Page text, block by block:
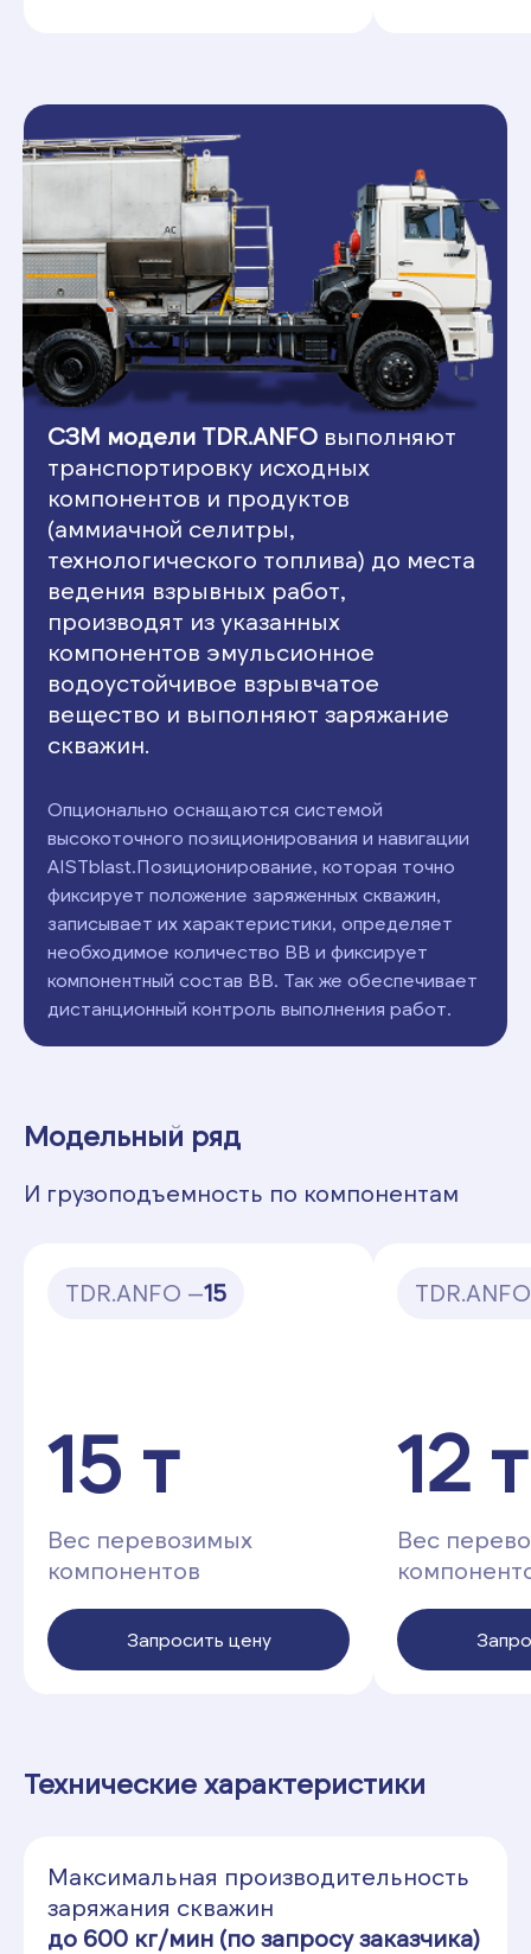
СЗМ модели TDR.ANFO выполняют
транспортировку исходных
компонентов и продуктов
(аммиачной селитры,
технологического топлива) до места
ведения взрывных работ,
производят из указанных
компонентов эмульсионное
водоустойчивое взрывчатое
вещество и выполняют заряжание
скважин.
Опционально оснащаются системой
высокоточного позиционирования и навигации
AISTblast.Позиционирование, которая точно
фиксирует положение заряженных скважин,
записывает их характеристики, определяет
необходимое количество ВВ и фиксирует
компонентный состав ВВ. Так же обеспечивает
дистанционный контроль выполнения работ.
Модельный ряд
И грузоподъемность по компонентам
TDR.ANFO —15
15 т
Вес перевозимых
компонентов
Запросить цену
12 т
Вес
Технические характеристики
Максимальная производительность
заряжания скважин
до 600 кг/мин (по запросу заказчика)